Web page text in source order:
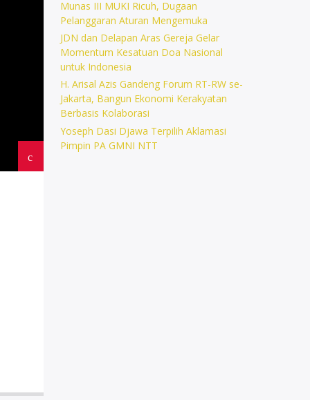
Munas III MUKI Ricuh, Dugaan
Pelanggaran Aturan Mengemuka
JDN dan Delapan Aras Gereja Gelar
Momentum Kesatuan Doa Nasional
untuk Indonesia
H. Arisal Azis Gandeng Forum RT-RW se-
Jakarta, Bangun Ekonomi Kerakyatan
Berbasis Kolaborasi
Yoseph Dasi Djawa Terpilih Aklamasi
Pimpin PA GMNI NTT